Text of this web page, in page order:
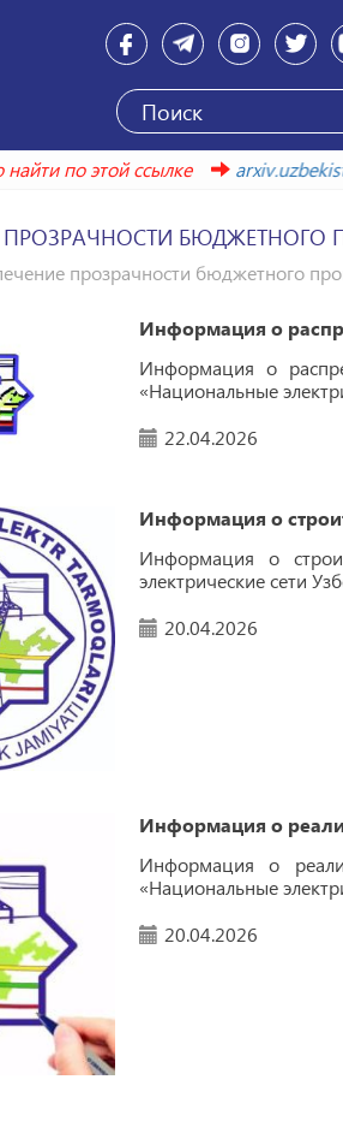
по этой ссылке
ПРОЗРАЧНОСТИ БЮДЖЕТНОГО
прозрачности бюджетного
Информация о
Информация о
«Национальные
22.04.2026
Информация о
Информация о
электрические сети
20.04.2026
Информация о
Информация о
«Национальные
20.04.2026